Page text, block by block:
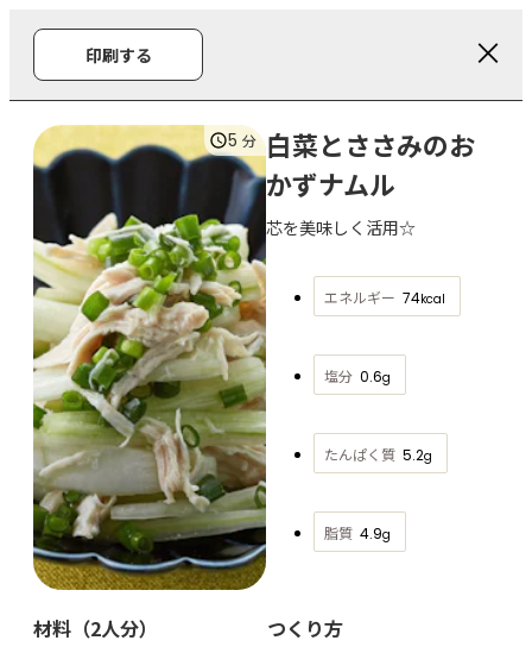
印刷する
5 分 白菜とささみのお
かずナムル
芯を美味しく活用☆
エネルギー 74kcal
塩分 0.6g
たんぱく質 5.2g
脂質 4.9g
材料（2人分） つくり方